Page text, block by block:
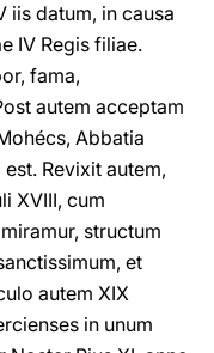
iis datum, in causa
IV Regis filiae.
fama,
autem acceptam
Abbatia
Revixit autem,
XVIII, cum
structum
et
autem XIX
in unum